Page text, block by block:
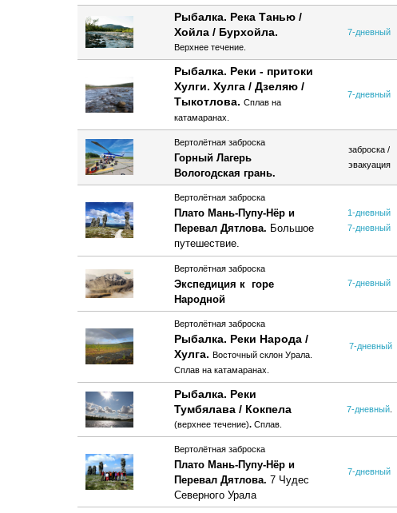
Рыбалка. Река Танью /
Хойла / Бурхойла.
Верхнее течение.
7-дневный
Рыбалка. Реки - притоки
Хулги. Хулга / Дзеляю /
Тыкотлова. Сплав на
катамаранах.
7-дневный
Вертолётная заброска
Горный Лагерь
Вологодская грань.
заброска /
эвакуация
Вертолётная заброска
Плато Мань-Пупу-Нёр и
Перевал Дятлова. Большое
путешествие.
1-дневный
7-дневный
Вертолётная заброска
Экспедиция к горе
Народной
7-дневный
Вертолётная заброска
Рыбалка. Реки Народа /
Хулга. Восточный склон Урала.
Сплав на катамаранах.
7-дневный
Рыбалка. Реки
Тумбялава / Кокпела
(верхнее течение). Сплав.
7-дневный.
Вертолётная заброска
Плато Мань-Пупу-Нёр и
Перевал Дятлова. 7 Чудес
Северного Урала
7-дневный